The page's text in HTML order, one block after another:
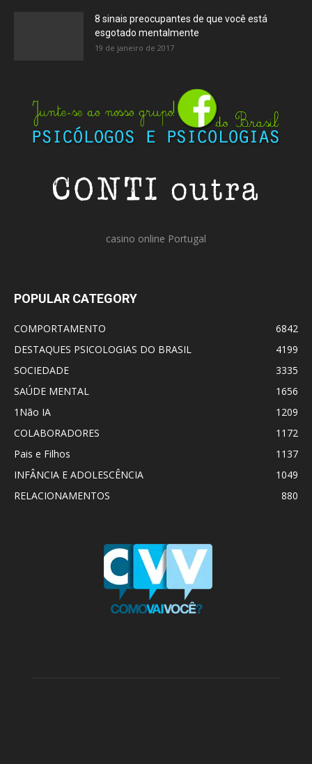
8 sinais preocupantes de que você está
esgotado mentalmente
19 de janeiro de 2017
casino online Portugal
POPULAR CATEGORY
COMPORTAMENTO
6842
DESTAQUES PSICOLOGIAS DO BRASIL
4199
SOCIEDADE
3335
SAÚDE MENTAL
1656
1Não IA
1209
COLABORADORES
1172
Pais e Filhos
1137
INFÂNCIA E ADOLESCÊNCIA
1049
RELACIONAMENTOS
880